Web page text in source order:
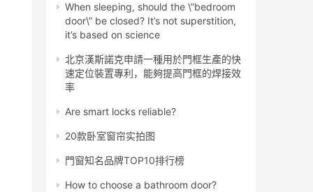
When sleeping, should the \”bedroom
door\” be closed? It’s not superstition,
it’s based on science
北京漢斯諾克申請一種用於門框生產的快
速定位裝置專利，能夠提高門框的焊接效
率
Are smart locks reliable?
20款卧室窗帘实拍图
門窗知名品牌TOP10排行榜
How to choose a bathroom door?